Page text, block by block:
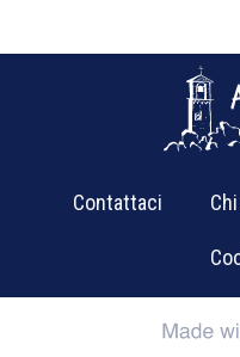
Contattaci